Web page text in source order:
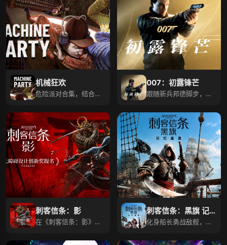
机械狂欢
危险派对合集，结合恐
007：初露锋芒
跟随新兵邦德脚步，探
刺客信条：影
在《刺客信条：影》，
斗！
刺客信条：黑旗 记忆
重置
化身船长勇战敌舰，潜